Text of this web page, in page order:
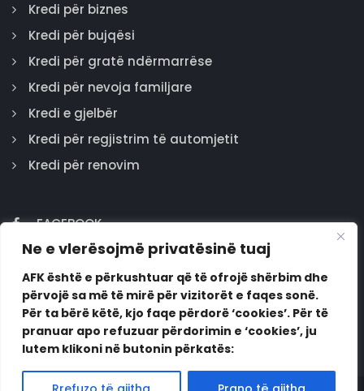
Ne e vlerësojmë privatësinë tuaj
AFK është e përkushtuar që të ofrojë shërbim dhe
përvojë sa më të mirë për vizitorët e faqes sonë.
Për ta bërë këtë, kjo faqe përdorë ‘cookies’. Për të
pranuar apo refuzuar përdorimin e ‘cookies’, ju
lutem klikoni në butonin përkatës:
Kredi për biznes
Kredi për bujqësi
Kredi për gratë ndërmarrëse
Kredi për nevoja familjare
Kredi e gjelbër
Kredi për regjistrim të automjetit
Kredi për renovim
FACEBOOK
GOOGLE
INSTAGRAM
LINKEDIN